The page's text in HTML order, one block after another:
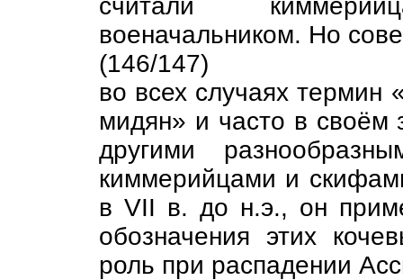
военачальником. Но
(146/147)
во всех случаях термин
мидян» и часто в своём
другими
киммерийцами и
в VII в. до н.э., он
обозначения этих
роль при распадении